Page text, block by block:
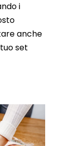
i
anche
set